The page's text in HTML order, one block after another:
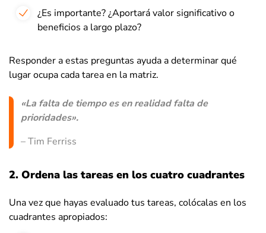
¿Es importante? ¿Aportará valor significativo o
beneficios a largo plazo?
Responder a estas preguntas ayuda a determinar qué
lugar ocupa cada tarea en la matriz.
«La falta de tiempo es en realidad falta de
prioridades».
– Tim Ferriss
2. Ordena las tareas en los cuatro cuadrantes
Una vez que hayas evaluado tus tareas, colócalas en los
cuadrantes apropiados: